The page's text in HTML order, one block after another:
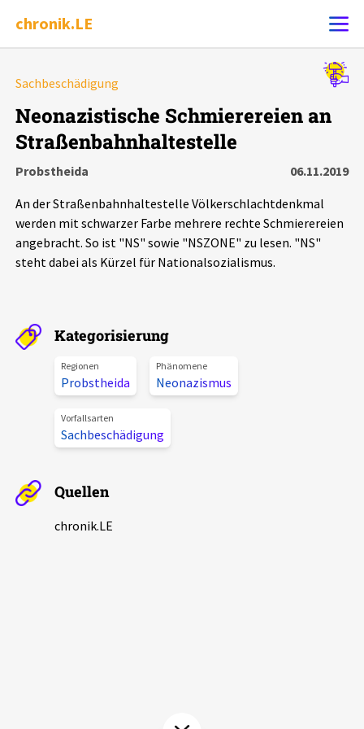
chronik.LE
Chronik
Leipziger Zustände
Phänomene
Aktuelles
Alle Beiträge
Pressemitteilungen
Podcasts
Über uns
Projektbeschreibung
Sachbeschädigung
Neonazistische Schmierereien an
Straßenbahnhaltestelle
Probstheida
06.11.2019
An der Straßenbahnhaltestelle Völkerschlachtdenkmal
werden mit schwarzer Farbe mehrere rechte Schmierereien
angebracht. So ist "NS" sowie "NSZONE" zu lesen. "NS"
steht dabei als Kürzel für Nationalsozialismus.
Kategorisierung
Regionen
Probstheida
Phänomene
Neonazismus
Vorfallsarten
Sachbeschädigung
Quellen
chronik.LE
Alle Ereignisse
Ereignisse
Ereignisse Statistik